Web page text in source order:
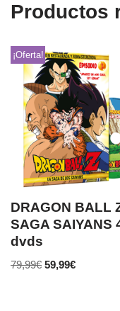
Productos
¡Oferta!
DRAGON BALL
SAGA SAIYANS
dvds
79,99€ 59,99€